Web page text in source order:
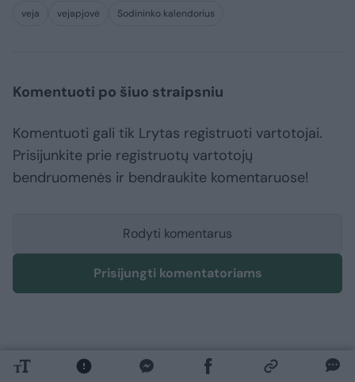
veja vejapjovė Sodininko kalendorius
Komentuoti po šiuo straipsniu
Komentuoti gali tik Lrytas registruoti vartotojai.
Prisijunkite prie registruotų vartotojų
bendruomenės ir bendraukite komentaruose!
Rodyti komentarus
Prisijungti komentatoriams